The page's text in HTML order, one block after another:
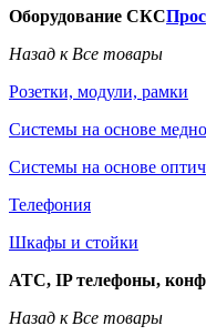
Оборудование СКС
Назад к Все товары
Розетки, модули, рамки
Системы на основе
Системы на основе
Телефония
Шкафы и стойки
АТС, IP телефоны,
Назад к Все товары